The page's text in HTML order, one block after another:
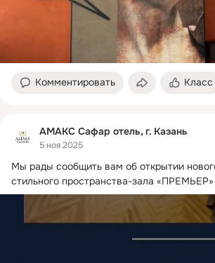
Комментировать Класс
АМАКС Сафар отель, г. Казань
5 ноя 2025
Мы рады сообщить вам об открытии
стильного пространства-зала «ПРЕМЬЕР»